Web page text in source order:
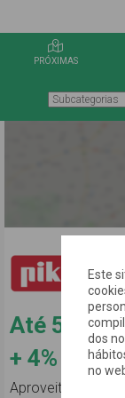
PRÓXIMAS
Até 55%
+ 4%
Aproveita os
Este
dos
no